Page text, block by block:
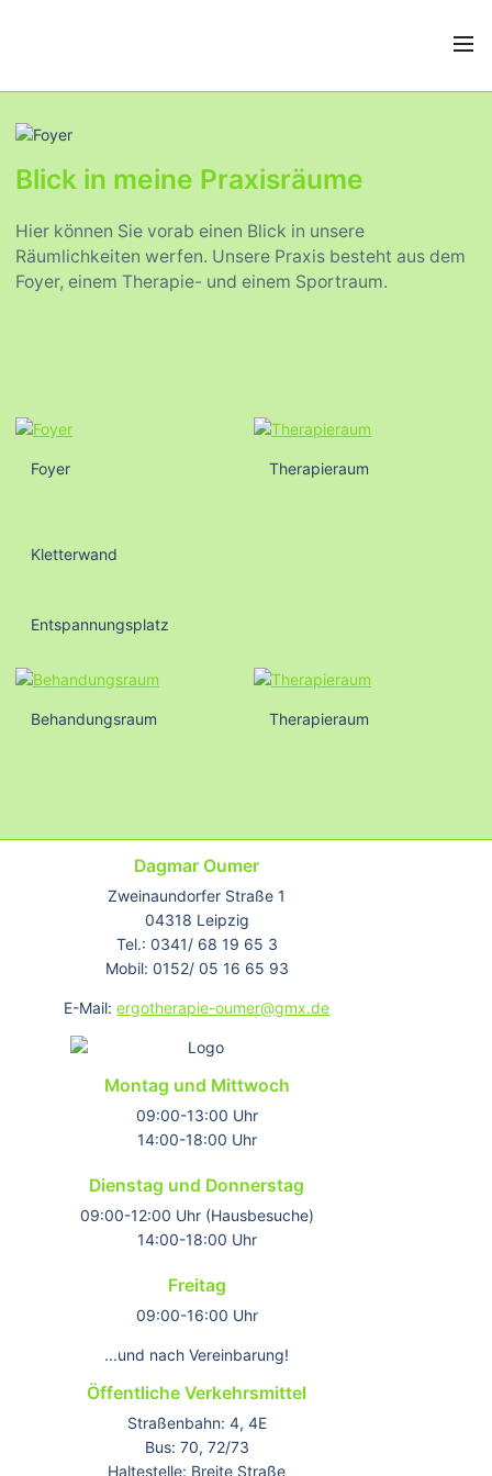
Blick in meine Praxisräume
Hier können Sie vorab einen Blick in unsere
Räumlichkeiten werfen. Unsere Praxis besteht aus dem
Foyer, einem Therapie- und einem Sportraum.
Foyer Therapieraum
Kletterwand
Entspannungsplatz
Behandungsraum Therapieraum
Dagmar Oumer
Zweinaundorfer Straße 1
04318 Leipzig
Tel.: 0341/ 68 19 65 3
Mobil: 0152/ 05 16 65 93
E-Mail:ergotherapie-oumer@gmx.de
Montag und Mittwoch
09:00-13:00 Uhr
14:00-18:00 Uhr
Dienstag und Donnerstag
09:00-12:00 Uhr (Hausbesuche)
14:00-18:00 Uhr
Freitag
09:00-16:00 Uhr
...und nach Vereinbarung!
Öffentliche Verkehrsmittel
Straßenbahn: 4, 4E
Bus: 70, 72/73
Haltestelle: Breite Straße